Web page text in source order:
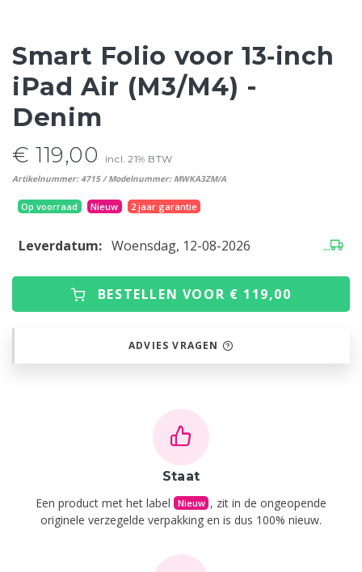
Smart Folio voor 13‑inch
iPad Air (M3/M4) -
Denim
€ 119,00 incl. 21% BTW
Artikelnummer: 4715 / Modelnummer: MWKA3ZM/A
Op voorraad Nieuw 2 jaar garantie
Leverdatum: Woensdag, 12-08-2026 ...
BESTELLEN VOOR € 119,00
ADVIES VRAGEN
Staat
Een product met het label Nieuw , zit in de ongeopende
originele verzegelde verpakking en is dus 100% nieuw.